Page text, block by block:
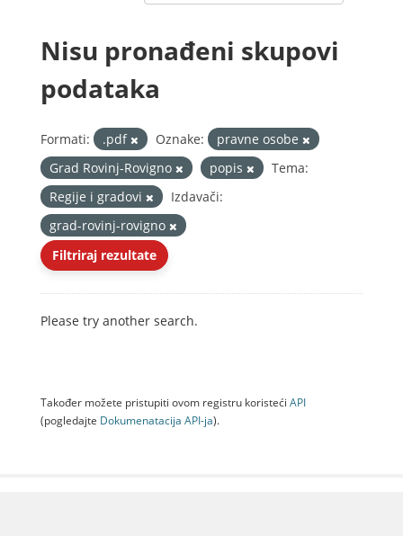
Nisu pronađeni skupovi
podataka
Formati: .pdf Oznake:
pravne osobe
Grad Rovinj-Rovigno
popis
Tema:
Regije i gradovi
Izdavači:
grad-rovinj-rovigno
Filtriraj rezultate
Please try another search.
Također možete pristupiti ovom registru koristeći API
(pogledajte Dokumenаtаcijа API-jа).